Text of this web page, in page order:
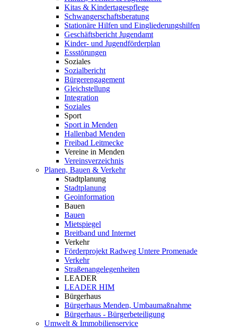
Kitas & Kindertagespflege
Schwangerschaftsberatung
Stationäre Hilfen und Eingliederungshilfen
Geschäftsbericht Jugendamt
Kinder- und Jugendförderplan
Essstörungen
Soziales
Sozialbericht
Bürgerengagement
Gleichstellung
Integration
Soziales
Sport
Sport in Menden
Hallenbad Menden
Freibad Leitmecke
Vereine in Menden
Vereinsverzeichnis
Planen, Bauen & Verkehr
Stadtplanung
Stadtplanung
Geoinformation
Bauen
Bauen
Mietspiegel
Breitband und Internet
Verkehr
Förderprojekt Radweg Untere Promenade
Verkehr
Straßenangelegenheiten
LEADER
LEADER HIM
Bürgerhaus
Bürgerhaus Menden, Umbaumaßnahme
Bürgerhaus - Bürgerbeteiligung
Umwelt & Immobilienservice